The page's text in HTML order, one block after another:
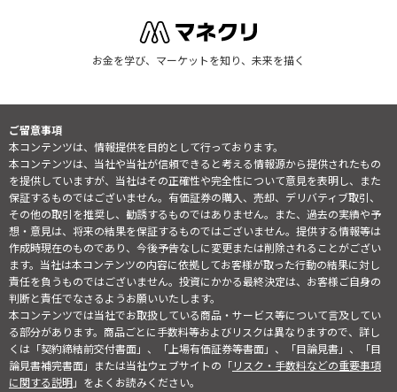
お金を学び、マーケットを知り、未来を描く
ご留意事項
本コンテンツは、情報提供を目的として行っております。
本コンテンツは、当社や当社が信頼できると考える情報源から提供されたもの
を提供していますが、当社はその正確性や完全性について意見を表明し、また
保証するものではございません。有価証券の購入、売却、デリバティブ取引、
その他の取引を推奨し、勧誘するものではありません。また、過去の実績や予
想・意見は、将来の結果を保証するものではございません。提供する情報等は
作成時現在のものであり、今後予告なしに変更または削除されることがござい
ます。当社は本コンテンツの内容に依拠してお客様が取った行動の結果に対し
責任を負うものではございません。投資にかかる最終決定は、お客様ご自身の
判断と責任でなさるようお願いいたします。
本コンテンツでは当社でお取扱している商品・サービス等について言及してい
る部分があります。商品ごとに手数料等およびリスクは異なりますので、詳し
くは「契約締結前交付書面」、「上場有価証券等書面」、「目論見書」、「目
論見書補完書面」または当社ウェブサイトの「リスク・手数料などの重要事項
に関する説明」をよくお読みください。